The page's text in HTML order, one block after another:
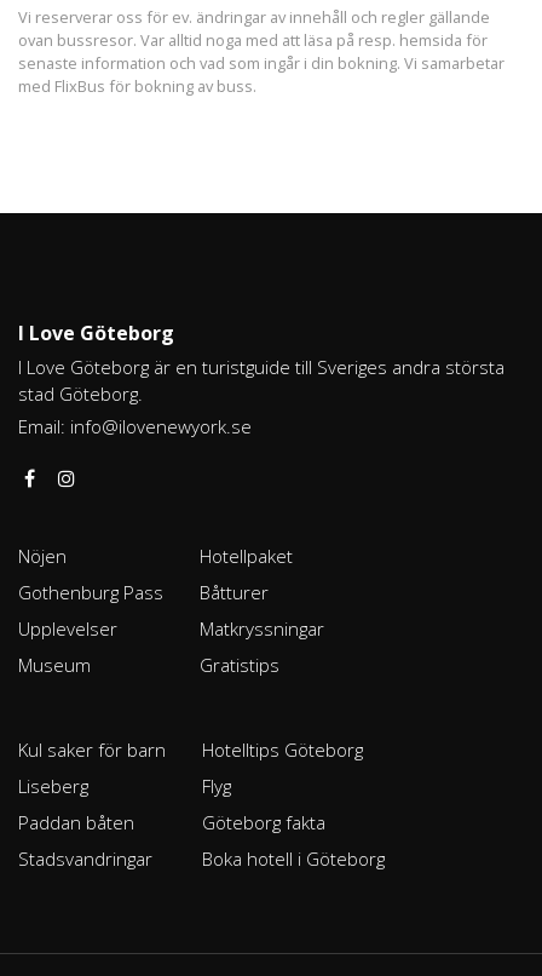
Vi reserverar oss för ev. ändringar av innehåll och regler gällande
ovan bussresor. Var alltid noga med att läsa på resp. hemsida för
senaste information och vad som ingår i din bokning. Vi samarbetar
med FlixBus för bokning av buss.
I Love Göteborg
I Love Göteborg är en turistguide till Sveriges andra största
stad Göteborg.
Email: info@ilovenewyork.se
Nöjen
Gothenburg Pass
Upplevelser
Museum
Hotellpaket
Båtturer
Matkryssningar
Gratistips
Kul saker för barn
Liseberg
Paddan båten
Stadsvandringar
Hotelltips Göteborg
Flyg
Göteborg fakta
Boka hotell i Göteborg